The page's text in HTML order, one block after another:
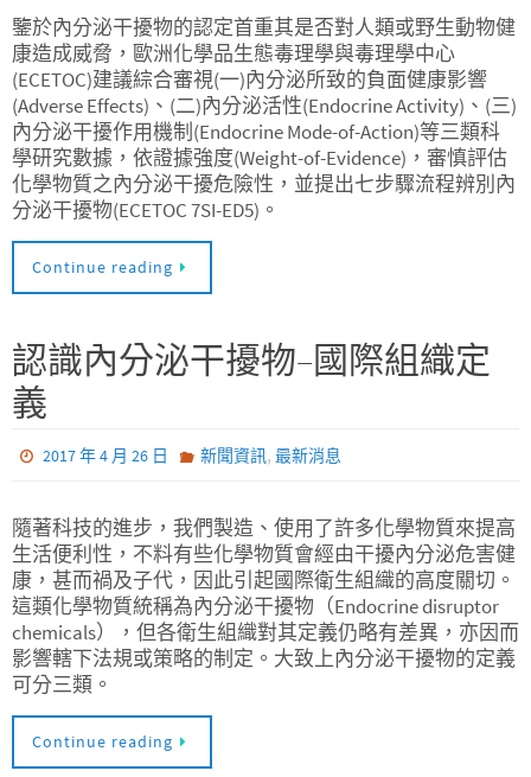
鑒於內分泌干擾物的認定首重其是否對人類或野生動物健
康造成威脅，歐洲化學品生態毒理學與毒理學中心
(ECETOC)建議綜合審視(一)內分泌所致的負面健康影響
(Adverse Effects)、(二)內分泌活性(Endocrine Activity)、(三)
內分泌干擾作用機制(Endocrine Mode-of-Action)等三類科
學研究數據，依證據強度(Weight-of-Evidence)，審慎評估
化學物質之內分泌干擾危險性，並提出七步驟流程辨別內
分泌干擾物(ECETOC 7SI-ED5)。
Continue reading
認識內分泌干擾物–國際組織定
義
2017 年 4 月 26 日 新聞資訊, 最新消息
隨著科技的進步，我們製造、使用了許多化學物質來提高
生活便利性，不料有些化學物質會經由干擾內分泌危害健
康，甚而禍及子代，因此引起國際衛生組織的高度關切。
這類化學物質統稱為內分泌干擾物（Endocrine disruptor
chemicals），但各衛生組織對其定義仍略有差異，亦因而
影響轄下法規或策略的制定。大致上內分泌干擾物的定義
可分三類。
Continue reading